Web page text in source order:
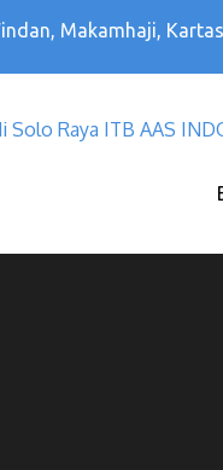
Makamhaji,